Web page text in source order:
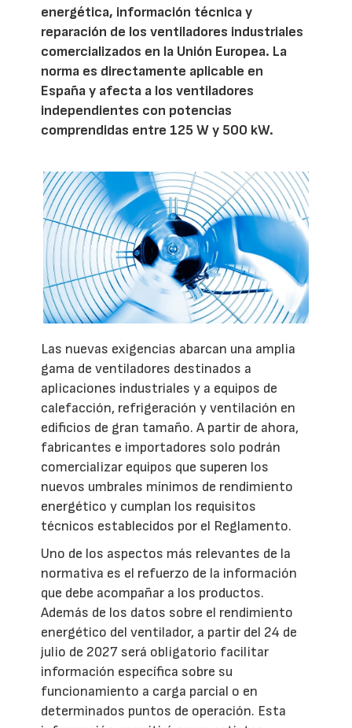
energética, información técnica y
reparación de los ventiladores industriales
comercializados en la Unión Europea. La
norma es directamente aplicable en
España y afecta a los ventiladores
independientes con potencias
comprendidas entre 125 W y 500 kW.
Las nuevas exigencias abarcan una amplia
gama de ventiladores destinados a
aplicaciones industriales y a equipos de
calefacción, refrigeración y ventilación en
edificios de gran tamaño. A partir de ahora,
fabricantes e importadores solo podrán
comercializar equipos que superen los
nuevos umbrales mínimos de rendimiento
energético y cumplan los requisitos
técnicos establecidos por el Reglamento.
Uno de los aspectos más relevantes de la
normativa es el refuerzo de la información
que debe acompañar a los productos.
Además de los datos sobre el rendimiento
energético del ventilador, a partir del 24 de
julio de 2027 será obligatorio facilitar
información específica sobre su
funcionamiento a carga parcial o en
determinados puntos de operación. Esta